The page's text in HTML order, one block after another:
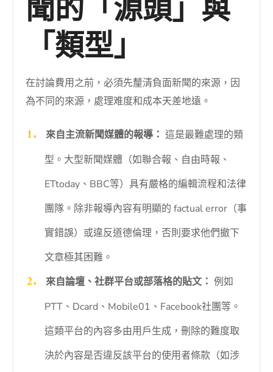
聞的「源頭」與
「類型」
在討論費用之前，必須先釐清負面新聞的來源，因
為不同的來源，處理难度和成本天差地遠。
來自主流新聞媒體的報導： 這是最難處理的類
型。大型新聞媒體（如聯合報、自由時報、
ETtoday、BBC等）具有嚴格的編輯流程和法律
團隊。除非報導內容有明顯的 factual error（事
實錯誤）或違反道德倫理，否則要求他們撤下
文章極其困難。
來自論壇、社群平台或部落格的貼文： 例如
PTT、Dcard、Mobile01、Facebook社團等。
這類平台的內容多由用戶生成，刪除的難度取
決於內容是否違反該平台的使用者條款（如涉